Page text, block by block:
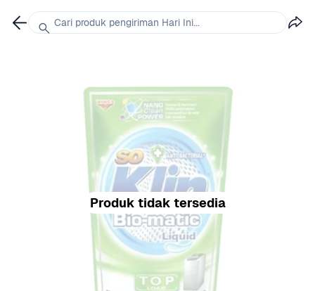
Produk tidak tersedia
Cari produk pengiriman Hari Ini...